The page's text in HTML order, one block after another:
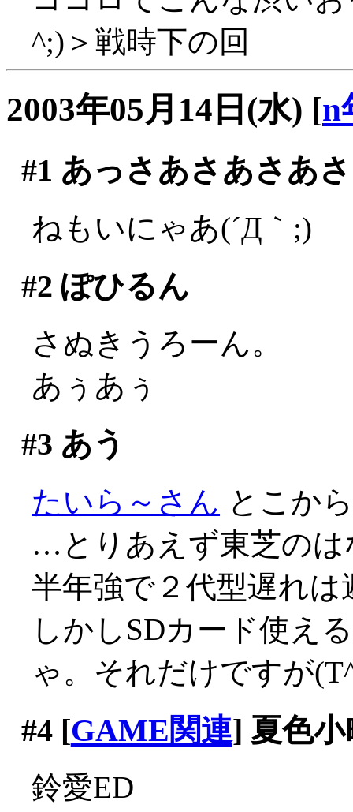
^;)＞戦時下の回
2003年05月14日(水) [n
#1 あっさあさあさあ
ねもいにゃあ(´Д｀;)
#2 ぽひるん
さぬきうろーん。
あぅあぅ
#3 あう
たいら～さん とこか
…とりあえず東芝のは
半年強で２代型遅れは
しかしSDカード使え
ゃ。それだけですが
#4[GAME関連] 夏色小
鈴愛ED